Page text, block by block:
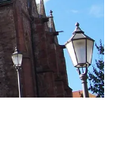
anzeigen